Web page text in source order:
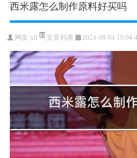
西米露怎么制作原料好买吗
网友:xll 文章列表 2024-08-04